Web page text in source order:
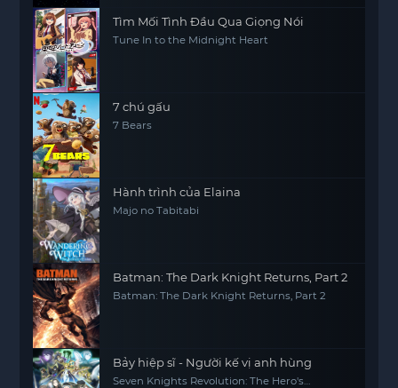
Tìm Mối Tình Đầu Qua Giọng Nói
Tune In to the Midnight Heart
7 chú gấu
7 Bears
Hành trình của Elaina
Majo no Tabitabi
Batman: The Dark Knight Returns, Part 2
Batman: The Dark Knight Returns, Part 2
Bảy hiệp sĩ - Người kế vị anh hùng
Seven Knights Revolution: The Hero's